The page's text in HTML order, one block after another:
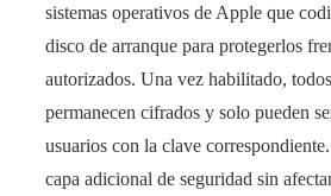
sistemas operativos de Apple que
disco de arranque para protegerlos
autorizados. Una vez habilitado,
permanecen cifrados y solo pueden
usuarios con la clave
capa adicional de seguridad sin